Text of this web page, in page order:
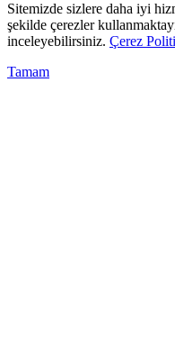
Sitemizde sizlere daha iyi
şekilde çerezler
inceleyebilirsiniz. Çerez
Tamam